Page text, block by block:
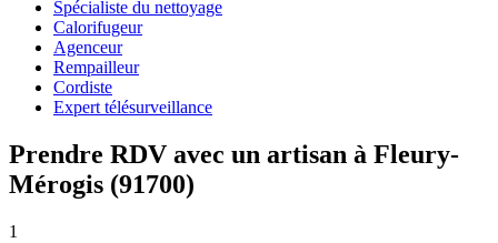
Spécialiste du nettoyage
Calorifugeur
Agenceur
Rempailleur
Cordiste
Expert télésurveillance
Prendre RDV avec un artisan à Fleury-
Mérogis (91700)
1